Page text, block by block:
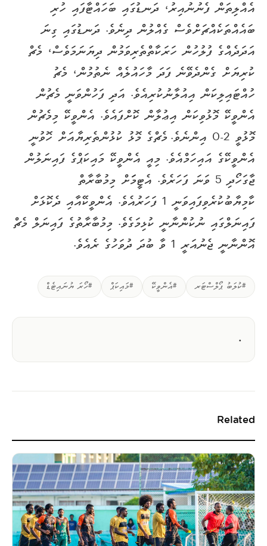
އެއްލިތަން ފެނުނުއިރު، ދަނޑުގައި ބަހައްޓާފައި ހުރި
ބައެއްތަކެއްޗަށްވެސް ގެއްލުން ދިނެވެ. ދަނޑުގައި ގިނަ
އަދަދެއްގެ ފުލުހުން ހަރަކާތްތެރިވަމުން ދިޔަނަމަވެސް، މެޗް
ކުރިޔަށް ގެންދެވޭނެ ފަދަ މާހައުލެއް ނެތުމުން، މެޗު
ހުއްޓައިލިކަން އިއުލާނުކުރިއެވެ. އަދި ފަހުންވަނީ މެޗުން
އެންވީކޭ މޮޅުވިކަން އިޢުލާން ކޮށްފައެވެ. އެންވީކޭ މިމެޗުން
މޮޅުވީ 2-0 އިންނެވެ. މެޗްގެ މޮޅު ކުޅުންތެރިޔާއަށް ހޮވުނީ
އެންވީކޭގެ އައިހަމްއެވެ. މިއީ އެންވީކޭ މައިކަޕްގެ ފައިނަލުން
ޖާގަހޯދި 5 ވަނަ ފަހަރެވެ. އެޓީމަަށް މިމުބާރާތް
ކާމިޔާބުކުރެވިފައިވަނީ 1 ފަހަރުއެވެ. އެންވީކޭއާއި ދެކޮޅަށް
ފައިނަލްގައި ނުކުންނާނީ ކުޅިމަގެވެ. މިމުބާރާތުގެ ފައިނަލް މެޗް
އޮންނާނީ ޖެނުއަރީ 1 ވާ ބުދަ ދުވަހުގެ ރެއެވެ.
#ކުލަބު ޕޯލްސްޓަރ #އެންވީކޭ #މައިކަޕް #ހޯރަ ޔުނައިޓެޑް
.
Related